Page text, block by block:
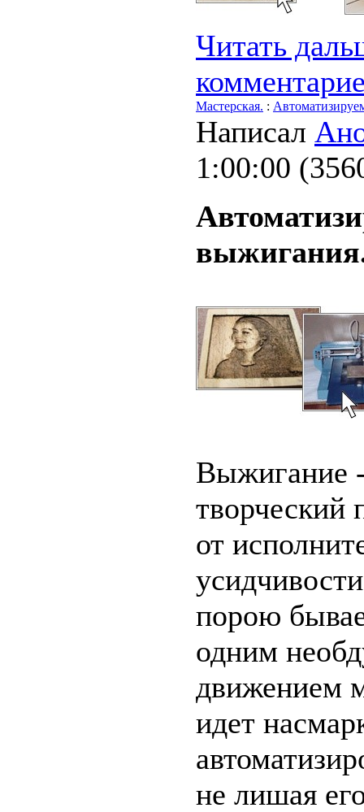
Читать
Мастерская. :
Написал
1:00:00 (
Выжигание
творческий
от
порою
одним
движением
идет
не лишая